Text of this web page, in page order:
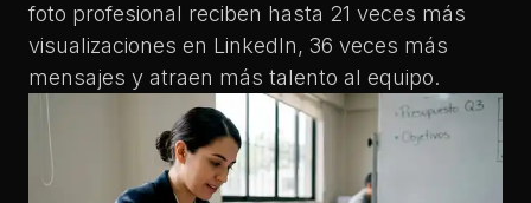
foto profesional reciben hasta 21 veces más
visualizaciones en LinkedIn, 36 veces más
mensajes y atraen más talento al equipo.